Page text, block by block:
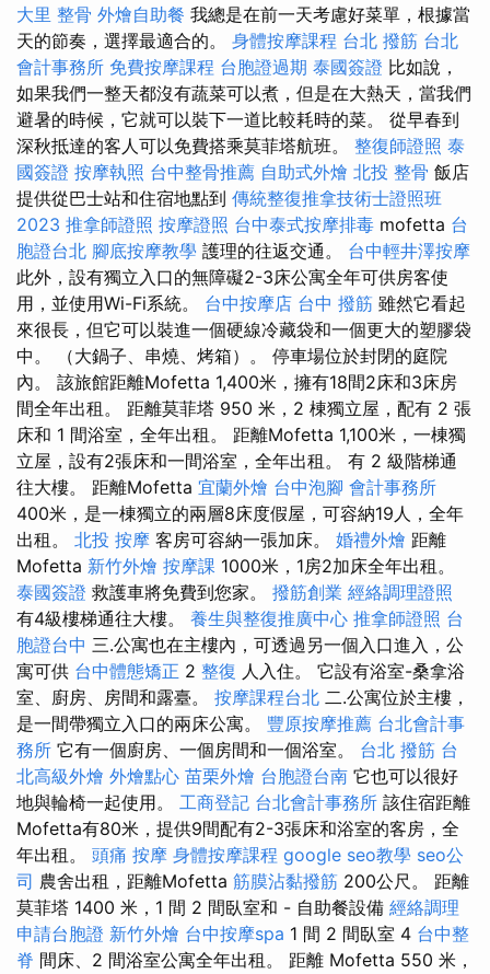
大里 整骨 外燴自助餐 我總是在前一天考慮好菜單，根據當
天的節奏，選擇最適合的。 身體按摩課程 台北 撥筋 台北
會計事務所 免費按摩課程 台胞證過期 泰國簽證 比如說，
如果我們一整天都沒有蔬菜可以煮，但是在大熱天，當我們
避暑的時候，它就可以裝下一道比較耗時的菜。 從早春到
深秋抵達的客人可以免費搭乘莫菲塔航班。 整復師證照 泰
國簽證 按摩執照 台中整骨推薦 自助式外燴 北投 整骨 飯店
提供從巴士站和住宿地點到 傳統整復推拿技術士證照班
2023 推拿師證照 按摩證照 台中泰式按摩排毒 mofetta 台
胞證台北 腳底按摩教學 護理的往返交通。 台中輕井澤按摩
此外，設有獨立入口的無障礙2-3床公寓全年可供房客使
用，並使用Wi-Fi系統。 台中按摩店 台中 撥筋 雖然它看起
來很長，但它可以裝進一個硬線冷藏袋和一個更大的塑膠袋
中。 （大鍋子、串燒、烤箱）。 停車場位於封閉的庭院
內。 該旅館距離Mofetta 1,400米，擁有18間2床和3床房
間全年出租。 距離莫菲塔 950 米，2 棟獨立屋，配有 2 張
床和 1 間浴室，全年出租。 距離Mofetta 1,100米，一棟獨
立屋，設有2張床和一間浴室，全年出租。 有 2 級階梯通
往大樓。 距離Mofetta 宜蘭外燴 台中泡腳 會計事務所
400米，是一棟獨立的兩層8床度假屋，可容納19人，全年
出租。 北投 按摩 客房可容納一張加床。 婚禮外燴 距離
Mofetta 新竹外燴 按摩課 1000米，1房2加床全年出租。
泰國簽證 救護車將免費到您家。 撥筋創業 經絡調理證照
有4級樓梯通往大樓。 養生與整復推廣中心 推拿師證照 台
胞證台中 三.公寓也在主樓內，可透過另一個入口進入，公
寓可供 台中體態矯正 2 整復 人入住。 它設有浴室-桑拿浴
室、廚房、房間和露臺。 按摩課程台北 二.公寓位於主樓，
是一間帶獨立入口的兩床公寓。 豐原按摩推薦 台北會計事
務所 它有一個廚房、一個房間和一個浴室。 台北 撥筋 台
北高級外燴 外燴點心 苗栗外燴 台胞證台南 它也可以很好
地與輪椅一起使用。 工商登記 台北會計事務所 該住宿距離
Mofetta有80米，提供9間配有2-3張床和浴室的客房，全
年出租。 頭痛 按摩 身體按摩課程 google seo教學 seo公
司 農舍出租，距離Mofetta 筋膜沾黏撥筋 200公尺。 距離
莫菲塔 1400 米，1 間 2 間臥室和 - 自助餐設備 經絡調理
申請台胞證 新竹外燴 台中按摩spa 1 間 2 間臥室 4 台中整
脊 間床、2 間浴室公寓全年出租。 距離 Mofetta 550 米，